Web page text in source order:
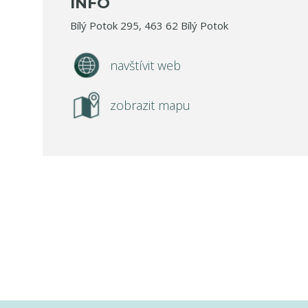
Bílý Potok 295, 463 62 Bílý Potok
navštívit web
zobrazit mapu